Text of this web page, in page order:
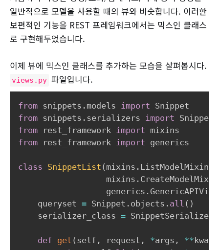
일반적으로 모델을 사용할 때의 뷰와 비슷합니다. 이러한
보편적인 기능을 REST 프레임워크에서는 믹스인 클래스
로 구현해두었습니다.
이제 뷰에 믹스인 클래스를 추가하는 모습을 살펴봅시다.
views.py 파일입니다.
from snippets . models import
from snippets . serializers import
from rest_framework import
from rest_framework import generics
class SnippetList ( mixins . ListModelMixin
                  mixins
. CreateModelMixin
                  generics
. GenericAPIView
    queryset
= Snippet . objects . all ( )
    serializer_class
= SnippetSerializer
def get ( self , request , *args , **